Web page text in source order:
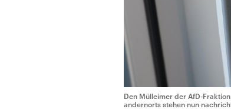
Den Mülleimer der AfD-
andernorts stehen nun